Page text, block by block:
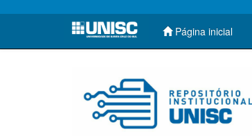
Skip
Página inicial